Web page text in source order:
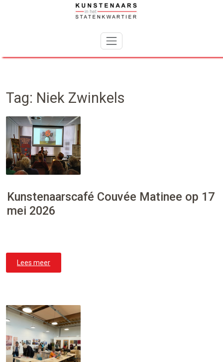
Tag: Niek Zwinkels
Kunstenaarscafé Couvée Matinee op 17
mei 2026
Lees meer